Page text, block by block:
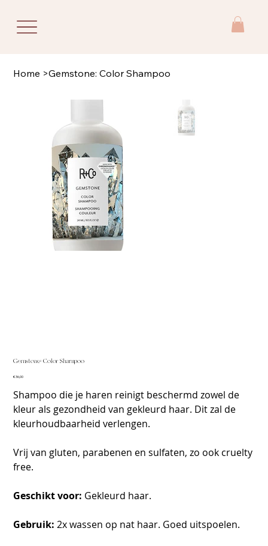
Home >Gemstone: Color Shampoo
Gemstone: Color Shampoo
Prijs
€ 36,00
Shampoo die je haren reinigt beschermd zowel de
kleur als gezondheid van gekleurd haar. Dit zal de
kleurhoudbaarheid verlengen.
Vrij van gluten, parabenen en sulfaten, zo ook cruelty
free.
Geschikt voor: Gekleurd haar.
Gebruik:2x wassen op nat haar. Goed uitspoelen.